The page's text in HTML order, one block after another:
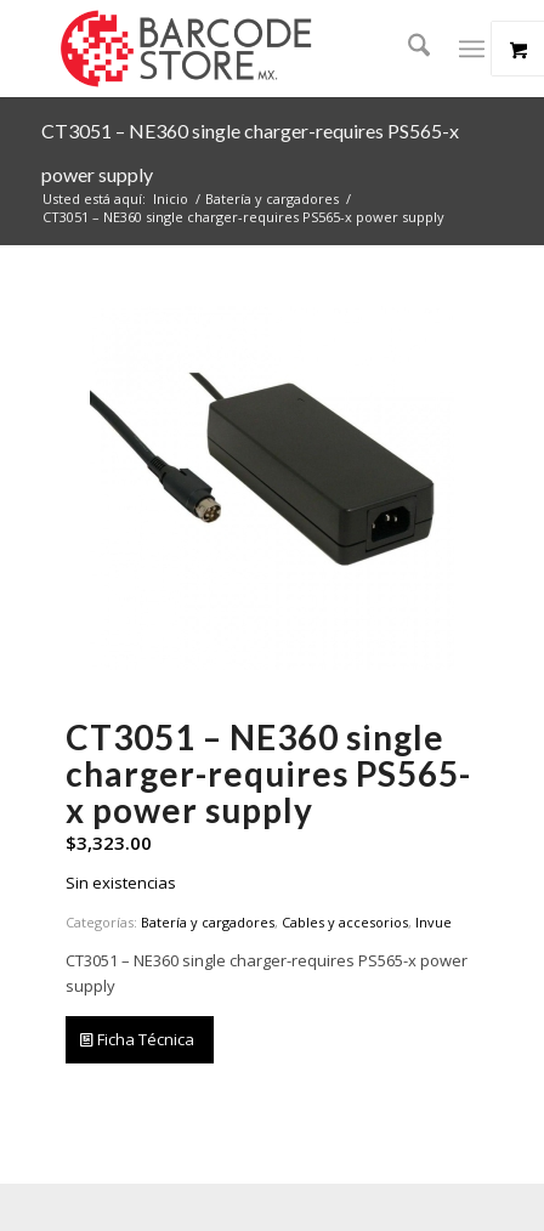
CT3051 – NE360 single charger-requires PS565-x
power supply
Usted está aquí: Inicio / Batería y cargadores /
CT3051 – NE360 single charger-requires PS565-x power supply
CT3051 – NE360 single
charger-requires PS565-
x power supply
$3,323.00
Sin existencias
Categorías: Batería y cargadores, Cables y accesorios, Invue
CT3051 – NE360 single charger-requires PS565-x power
supply
Ficha Técnica